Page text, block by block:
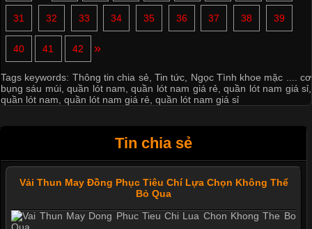
31 32 33 34 35 36 37 38 39
40 41 42 »
Tags keywords: Thông tin chia sẻ, Tin tức, Ngọc Tình khoe mặc .... cơ
bụng sáu múi,quần lót nam,quần lót nam giá rẻ,quần lót nam giá sỉ,
quần lót nam, quần lót nam giá rẻ, quần lót nam giá sỉ
Tin chia sẻ
Vải Thun May Đồng Phục Tiêu Chí Lựa Chọn Không Thể
Bỏ Qua